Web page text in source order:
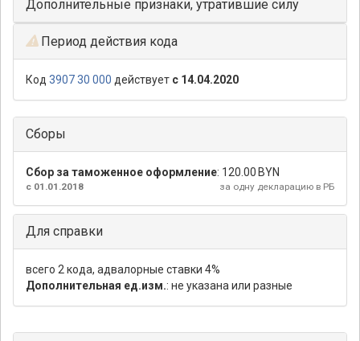
Дополнительные признаки, утратившие силу
Период действия кода
Код 3907 30 000 действует с 14.04.2020
Сборы
Сбор за таможенное оформление: 120.00 BYN
за одну декларацию в РБ
с 01.01.2018
Для справки
всего 2 кода, адвалорные ставки 4%
Дополнительная ед.изм.: не указана или разные